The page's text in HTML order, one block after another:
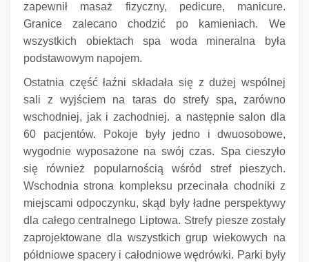
zapewnił masaż fizyczny, pedicure, manicure.
Granice zalecano chodzić po kamieniach.
We
wszystkich obiektach spa woda mineralna była
podstawowym napojem.
Ostatnia część łaźni składała się z dużej wspólnej
sali z wyjściem na taras do strefy spa, zarówno
wschodniej, jak i zachodniej. a następnie salon dla
60 pacjentów.
Pokoje były jedno i dwuosobowe,
wygodnie wyposażone na swój czas.
Spa cieszyło
się również popularnością wśród stref pieszych.
Wschodnia strona kompleksu przecinała chodniki z
miejscami odpoczynku, skąd były ładne perspektywy
dla całego centralnego Liptowa. Strefy piesze zostały
zaprojektowane dla wszystkich grup wiekowych na
półdniowe spacery i całodniowe wędrówki. Parki były